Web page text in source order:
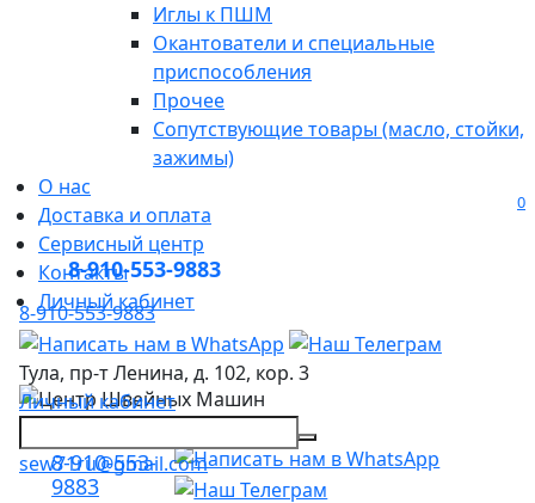
Иглы к ПШМ
Окантователи и специальные
приспособления
Прочее
Сопутствующие товары (масло, стойки,
зажимы)
О нас
Доставка и оплата
Сервисный центр
Контакты
Личный кабинет
8-910-553-9883
8-910-553-9883
Тула, пр-т Ленина, д. 102, кор. 3
Личный кабинет
sew71ru@gmail.com
Товары для шитья и рукоделия
8-910-553-
9883